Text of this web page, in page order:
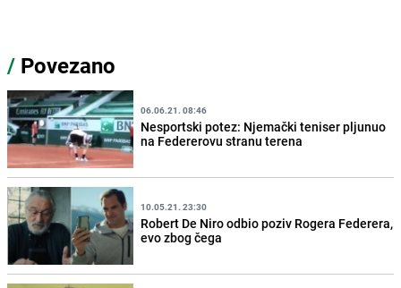
/ Povezano
06.06.21. 08:46
Nesportski potez: Njemački teniser pljunuo
na Federerovu stranu terena
10.05.21. 23:30
Robert De Niro odbio poziv Rogera Federera,
evo zbog čega